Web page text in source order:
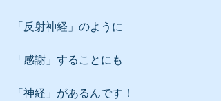
「反射神経」のように
「感謝」することにも
「神経」があるんです！